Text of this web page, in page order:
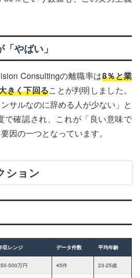
やばい」
Consultingの離職率は8％と業
きく下回ることが判明しました。
サルなのに辞める人が少ない」と
で確認され、これが「良い意味で
因の一つとなっています。
ション
収レンジ データ件数 平均年齢
500万円 45件 23-25歳